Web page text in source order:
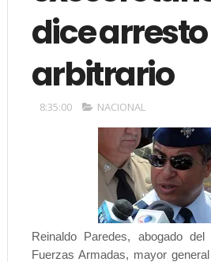
dice
arbitrario
8:35:00 NACIONAL
Reinaldo Paredes, abogado
Fuerzas Armadas, mayor